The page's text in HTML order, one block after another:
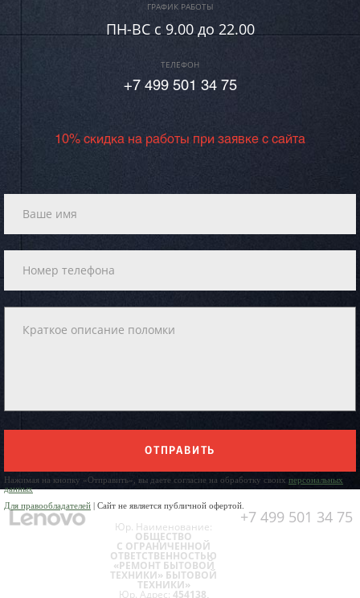
ГРАФИК РАБОТЫ
ПН-ВC c 9.00 до 22.00
ТЕЛЕФОН
+7 499 501 34 75
10% скидка на работы при заявке с сайта
ОТПРАВИТЬ
Нажимая на кнопку «Отправить», вы даете согласие на обработку своих персональных
данных
Для правообладателей | Сайт не является публичной офертой.
+7 499 501 34 75
Юр. Наименование:
ОБЩЕСТВО
С ОГРАНИЧЕННОЙ
ОТВЕТСТВЕННОСТЬЮ
«РЕМОНТ БЫТОВОЙ
ТЕХНИКИ» БЫТОВОЙ
ТЕХНИКИ»
Юр. Адрес: 454138,